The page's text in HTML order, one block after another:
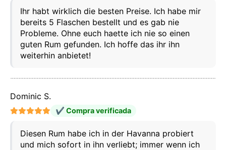
Ihr habt wirklich die besten Preise. Ich habe mir
bereits 5 Flaschen bestellt und es gab nie
Probleme. Ohne euch haette ich nie so einen
guten Rum gefunden. Ich hoffe das ihr ihn
weiterhin anbietet!
Dominic S.
✔ Compra verificada
Diesen Rum habe ich in der Havanna probiert
und mich sofort in ihn verliebt; immer wenn ich